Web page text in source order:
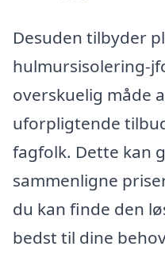
Desuden tilbyder
hulmursisolering-
overskuelig måde
uforpligtende
fagfolk. Dette kan
sammenligne
du kan finde den
bedst til dine